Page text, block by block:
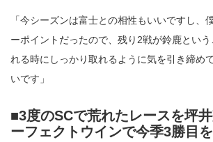
「今シーズンは富士との相性もいいですし、
ーポイントだったので、残り2戦が鈴鹿とい
れる時にしっかり取れるように気を引き締め
いです」
■3度のSCで荒れたレースを坪
ーフェクトウインで今季3勝目